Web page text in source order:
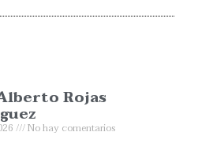
Rojas
No hay comentarios